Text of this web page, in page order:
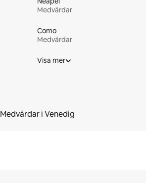
Medvärdar
Como
Medvärdar
Visa mer
Medvärdar i Venedig